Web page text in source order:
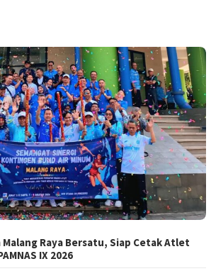
Malang Raya Bersatu, Siap Cetak Atlet
IX 2026